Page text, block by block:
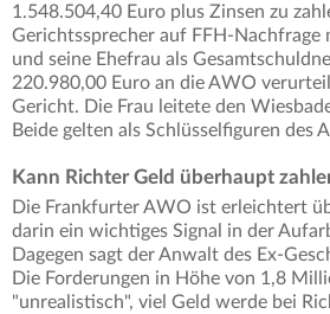
1.548.504,40 Euro plus Zinsen zu
Gerichtssprecher auf FFH-Nachfrage
und seine Ehefrau als
220.980,00 Euro an die AWO
Gericht. Die Frau leitete den
Beide gelten als Schlüsselfiguren des
Kann Richter Geld überhaupt
Die Frankfurter AWO ist erleichtert
darin ein wichtiges Signal in der
Dagegen sagt der Anwalt des Ex-
Die Forderungen in Höhe von 1,8
"unrealistisch", viel Geld werde bei